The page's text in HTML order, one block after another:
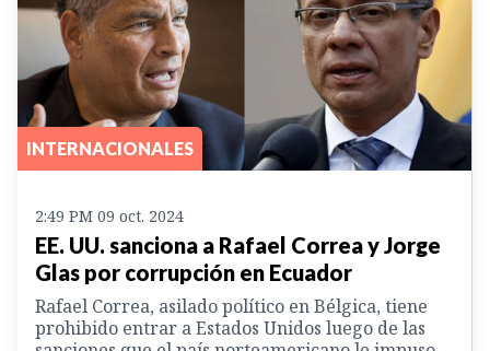
INTERNACIONALES
2:49 PM 09 oct. 2024
EE. UU. sanciona a Rafael Correa y Jorge
Glas por corrupción en Ecuador
Rafael Correa, asilado político en Bélgica, tiene
prohibido entrar a Estados Unidos luego de las